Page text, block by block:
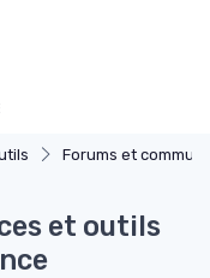
Forums et
et outils